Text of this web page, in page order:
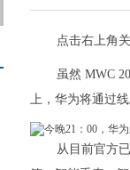
点击右上角
虽然 MWC
上，华为将通过
从目前官方